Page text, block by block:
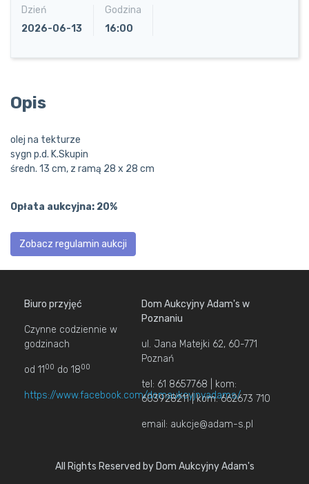
Dzień
2026-06-13
Godzina
16:00
Opis
olej na tekturze
sygn p.d. K.Skupin
średn. 13 cm, z ramą 28 x 28 cm
Opłata aukcyjna: 20%
Zobacz regulamin aukcji
Biuro przyjęć
Czynne codziennie w
godzinach
od 11 00 do 1800
https://www.facebook.com/domaukcyjnyadams/
Dom Aukcyjny Adam's w
Poznaniu
ul. Jana Matejki 62, 60-771
Poznań
tel: 61 8657768 | kom:
603928211 | kom: 662673 710
email: aukcje@adam-s.pl
All Rights Reserved by Dom Aukcyjny Adam's